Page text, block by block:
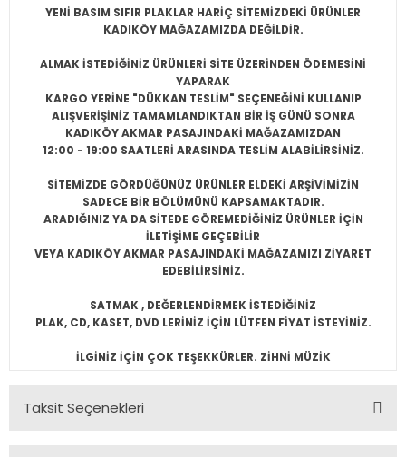
YENİ BASIM SIFIR PLAKLAR HARİÇ SİTEMİZDEKİ ÜRÜNLER
KADIKÖY MAĞAZAMIZDA DEĞİLDİR.
ALMAK İSTEDİĞİNİZ ÜRÜNLERİ SİTE ÜZERİNDEN ÖDEMESİNİ
YAPARAK
KARGO YERİNE "DÜKKAN TESLİM" SEÇENEĞİNİ KULLANIP
ALIŞVERİŞİNİZ TAMAMLANDIKTAN BİR İŞ GÜNÜ SONRA
KADIKÖY AKMAR PASAJINDAKİ MAĞAZAMIZDAN
12:00 - 19:00 SAATLERİ ARASINDA TESLİM ALABİLİRSİNİZ.
SİTEMİZDE GÖRDÜĞÜNÜZ ÜRÜNLER ELDEKİ ARŞİVİMİZİN
SADECE BİR BÖLÜMÜNÜ KAPSAMAKTADIR.
ARADIĞINIZ YA DA SİTEDE GÖREMEDİĞİNİZ ÜRÜNLER İÇİN
İLETİŞİME GEÇEBİLİR
VEYA KADIKÖY AKMAR PASAJINDAKİ MAĞAZAMIZI ZİYARET
EDEBİLİRSİNİZ.
SATMAK , DEĞERLENDİRMEK İSTEDİĞİNİZ
PLAK, CD, KASET, DVD LERİNİZ İÇİN LÜTFEN FİYAT İSTEYİNİZ.
İLGİNİZ İÇİN ÇOK TEŞEKKÜRLER. ZİHNİ MÜZİK
Taksit Seçenekleri